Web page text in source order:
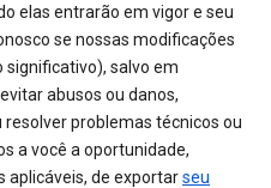
elas entrarão em vigor e seu
se nossas modificações
salvo em
abusos ou danos,
problemas técnicos ou
a você a oportunidade,
aplicáveis, de exportarseu